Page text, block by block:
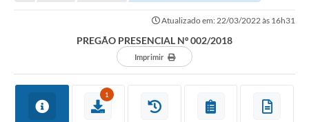
Atualizado em: 22/03/2022 às 16h31
PREGÃO PRESENCIAL Nº 002/2018
Imprimir
1